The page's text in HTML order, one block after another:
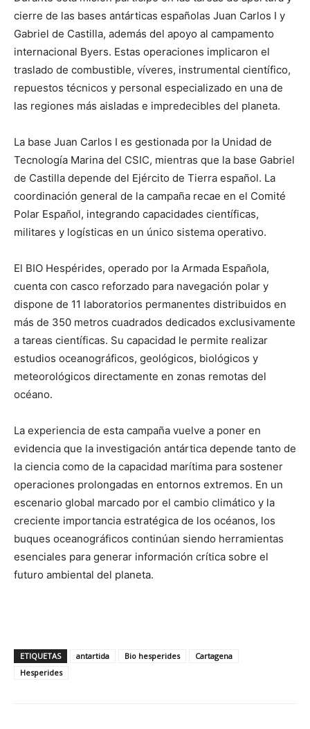
cierre de las bases antárticas españolas Juan Carlos I y
Gabriel de Castilla, además del apoyo al campamento
internacional Byers. Estas operaciones implicaron el
traslado de combustible, víveres, instrumental científico,
repuestos técnicos y personal especializado en una de
las regiones más aisladas e impredecibles del planeta.
La base Juan Carlos I es gestionada por la Unidad de
Tecnología Marina del CSIC, mientras que la base Gabriel
de Castilla depende del Ejército de Tierra español. La
coordinación general de la campaña recae en el Comité
Polar Español, integrando capacidades científicas,
militares y logísticas en un único sistema operativo.
El BIO Hespérides, operado por la Armada Española,
cuenta con casco reforzado para navegación polar y
dispone de 11 laboratorios permanentes distribuidos en
más de 350 metros cuadrados dedicados exclusivamente
a tareas científicas. Su capacidad le permite realizar
estudios oceanográficos, geológicos, biológicos y
meteorológicos directamente en zonas remotas del
océano.
La experiencia de esta campaña vuelve a poner en
evidencia que la investigación antártica depende tanto de
la ciencia como de la capacidad marítima para sostener
operaciones prolongadas en entornos extremos. En un
escenario global marcado por el cambio climático y la
creciente importancia estratégica de los océanos, los
buques oceanográficos continúan siendo herramientas
esenciales para generar información crítica sobre el
futuro ambiental del planeta.
ETIQUETAS antartida Bio hesperides
Cartagena
Hesperides